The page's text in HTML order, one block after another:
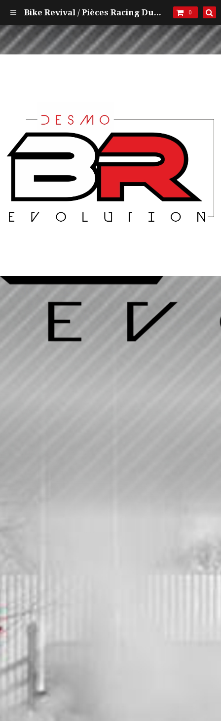
Bike Revival / Pièces Racing Ducati et mécanique 0